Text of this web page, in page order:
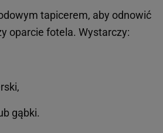
tapicerem, aby odnowić
oparcie fotela. Wystarczy:
gąbki.